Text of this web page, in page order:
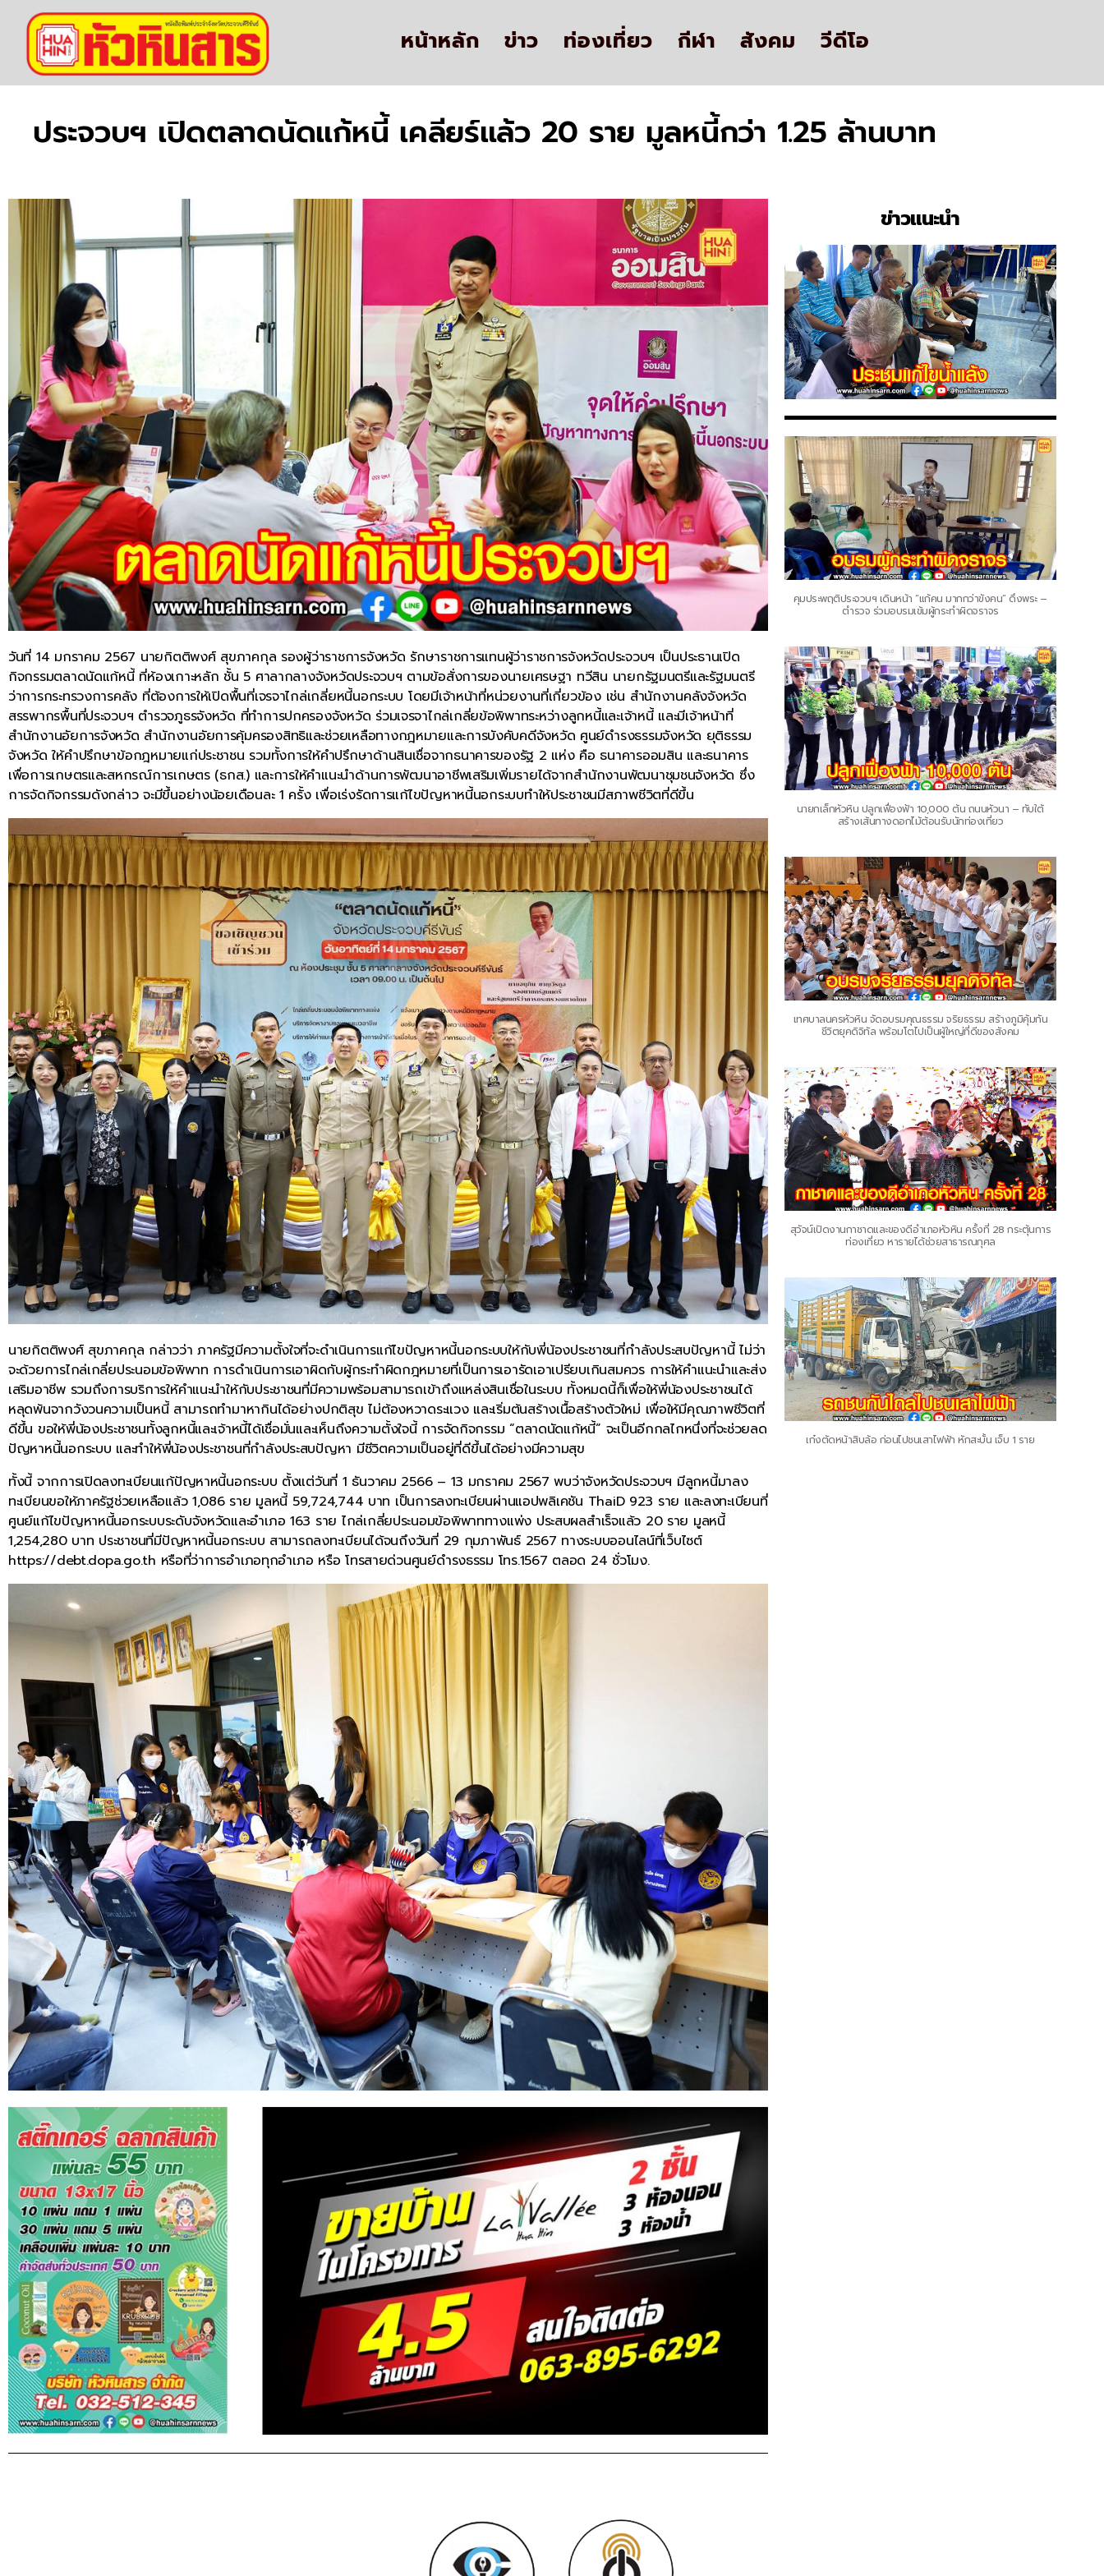
หน้าหลัก ข่าว ท่องเที่ยว กีฬา สังคม วีดีโอ
ประจวบฯ เปิดตลาดนัดแก้หนี้ เคลียร์แล้ว 20 ราย มูลหนี้กว่า 1.25 ล้านบาท
วันที่ 14 มกราคม 2567 นายกิตติพงศ์ สุขภาคกุล รองผู้ว่าราชการจังหวัด รักษาราชการแทนผู้ว่าราชการจังหวัดประจวบฯ เป็นประธานเปิด
กิจกรรมตลาดนัดแก้หนี้ ที่ห้องเกาะหลัก ชั้น 5 ศาลากลางจังหวัดประจวบฯ ตามข้อสั่งการของนายเศรษฐา ทวีสิน นายกรัฐมนตรีและรัฐมนตรี
ว่าการกระทรวงการคลัง ที่ต้องการให้เปิดพื้นที่เจรจาไกล่เกลี่ยหนี้นอกระบบ โดยมีเจ้าหน้าที่หน่วยงานที่เกี่ยวข้อง เช่น สำนักงานคลังจังหวัด
สรรพากรพื้นที่ประจวบฯ ตำรวจภูธรจังหวัด ที่ทำการปกครองจังหวัด ร่วมเจรจาไกล่เกลี่ยข้อพิพาทระหว่างลูกหนี้และเจ้าหนี้ และมีเจ้าหน้าที่
สำนักงานอัยการจังหวัด สำนักงานอัยการคุ้มครองสิทธิและช่วยเหลือทางกฎหมายและการบังคับคดีจังหวัด ศูนย์ดำรงธรรมจังหวัด ยุติธรรม
จังหวัด ให้คำปรึกษาข้อกฎหมายแก่ประชาชน รวมทั้งการให้คำปรึกษาด้านสินเชื่อจากธนาคารของรัฐ 2 แห่ง คือ ธนาคารออมสิน และธนาคาร
เพื่อการเกษตรและสหกรณ์การเกษตร (ธกส.) และการให้คำแนะนำด้านการพัฒนาอาชีพเสริมเพิ่มรายได้จากสำนักงานพัฒนาชุมชนจังหวัด ซึ่ง
การจัดกิจกรรมดังกล่าว จะมีขึ้นอย่างน้อยเดือนละ 1 ครั้ง เพื่อเร่งรัดการแก้ไขปัญหาหนี้นอกระบบทำให้ประชาชนมีสภาพชีวิตที่ดีขึ้น
นายกิตติพงศ์ สุขภาคกุล กล่าวว่า ภาครัฐมีความตั้งใจที่จะดำเนินการแก้ไขปัญหาหนี้นอกระบบให้กับพี่น้องประชาชนที่กำลังประสบปัญหานี้ ไม่ว่า
จะด้วยการไกล่เกลี่ยประนอมข้อพิพาท การดำเนินการเอาผิดกับผู้กระทำผิดกฎหมายที่เป็นการเอารัดเอาเปรียบเกินสมควร การให้คำแนะนำและส่ง
เสริมอาชีพ รวมถึงการบริการให้คำแนะนำให้กับประชาชนที่มีความพร้อมสามารถเข้าถึงแหล่งสินเชื่อในระบบ ทั้งหมดนี้ก็เพื่อให้พี่น้องประชาชนได้
หลุดพ้นจากวังวนความเป็นหนี้ สามารถทำมาหากินได้อย่างปกติสุข ไม่ต้องหวาดระแวง และเริ่มต้นสร้างเนื้อสร้างตัวใหม่ เพื่อให้มีคุณภาพชีวิตที่
ดีขึ้น ขอให้พี่น้องประชาชนทั้งลูกหนี้และเจ้าหนี้ได้เชื่อมั่นและเห็นถึงความตั้งใจนี้ การจัดกิจกรรม “ตลาดนัดแก้หนี้” จะเป็นอีกกลไกหนึ่งที่จะช่วยลด
ปัญหาหนี้นอกระบบ และทำให้พี่น้องประชาชนที่กำลังประสบปัญหา มีชีวิตความเป็นอยู่ที่ดีขึ้นได้อย่างมีความสุข
ทั้งนี้ จากการเปิดลงทะเบียนแก้ปัญหาหนี้นอกระบบ ตั้งแต่วันที่ 1 ธันวาคม 2566 – 13 มกราคม 2567 พบว่าจังหวัดประจวบฯ มีลูกหนี้มาลง
ทะเบียนขอให้ภาครัฐช่วยเหลือแล้ว 1,086 ราย มูลหนี้ 59,724,744 บาท เป็นการลงทะเบียนผ่านแอปพลิเคชัน ThaiD 923 ราย และลงทะเบียนที่
ศูนย์แก้ไขปัญหาหนี้นอกระบบระดับจังหวัดและอำเภอ 163 ราย ไกล่เกลี่ยประนอมข้อพิพาททางแพ่ง ประสบผลสำเร็จแล้ว 20 ราย มูลหนี้
1,254,280 บาท ประชาชนที่มีปัญหาหนี้นอกระบบ สามารถลงทะเบียนได้จนถึงวันที่ 29 กุมภาพันธ์ 2567 ทางระบบออนไลน์ที่เว็บไซต์
https://debt.dopa.go.th หรือที่ว่าการอำเภอทุกอำเภอ หรือ โทรสายด่วนศูนย์ดำรงธรรม โทร.1567 ตลอด 24 ชั่วโมง.
ข่าวแนะนำ
คุมประพฤติประจวบฯ เดินหน้า “แก้คน มากกว่าขังคน” ดึงพระ –
ตำรวจ ร่วมอบรมเข้มผู้กระทำผิดจราจร
นายกเล็กหัวหิน ปลูกเฟื่องฟ้า 10,000 ต้น ถนนหัวนา – ทับใต้
สร้างเส้นทางดอกไม้ต้อนรับนักท่องเที่ยว
เทศบาลนครหัวหิน จัดอบรมคุณธรรม จริยธรรม สร้างภูมิคุ้มกัน
ชีวิตยุคดิจิทัล พร้อมโตไปเป็นผู้ใหญ่ที่ดีของสังคม
สุวัจน์เปิดงานกาชาดและของดีอำเภอหัวหิน ครั้งที่ 28 กระตุ้นการ
ท่องเที่ยว หารายได้ช่วยสาธารณกุศล
เก๋งตัดหน้าสิบล้อ ก่อนไปชนเสาไฟฟ้า หักสะบั้น เจ็บ 1 ราย